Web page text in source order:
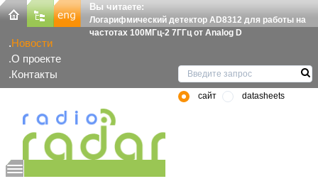
Вы читаете:
Логарифмический детектор AD8312 для работы на
частотах 100МГц-2 7ГГц от Analog D
Новости
О проекте
Контакты
сайт datasheets